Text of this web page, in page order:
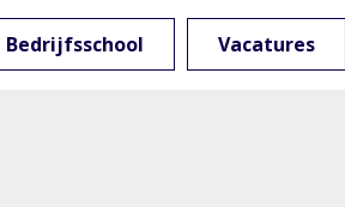
Bedrijfsschool Vacatures